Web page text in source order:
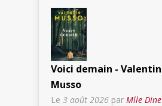
Voici demain - Valentin
Musso
Le 3 août 2026 par Mlle Dine